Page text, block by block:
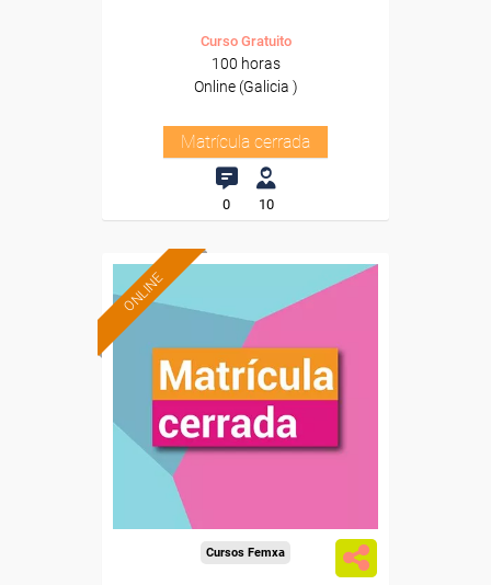
Curso Gratuito
100 horas
Online (Galicia )
Matrícula cerrada
0 10
ONLINE
Cursos Femxa